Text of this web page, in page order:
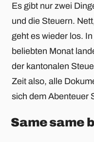
Es gibt nur zwei
und die Steuern.
geht es wieder los.
beliebten Monat
der kantonalen
Zeit also, alle
sich dem Abenteuer
Same same